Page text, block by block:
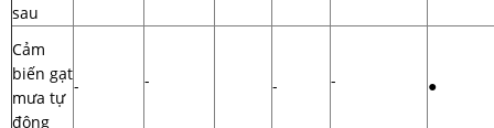
sau
Cảm
biến gạt
mưa tự
động
- - - - ●